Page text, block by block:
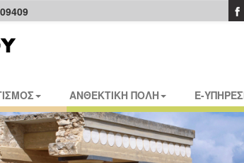
ΑΝΘΕΚΤΙΚΗ ΠΟΛΗ E-